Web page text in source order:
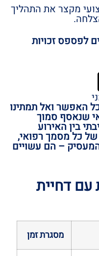
מקצר את התהליך
לפספס זכויות
האפשר ואל תמתינו
שנאסף סמוך
בין האירוע
של כל מסמך רפואי,
– הם עשויים
עם דחיית
מסגרת זמן